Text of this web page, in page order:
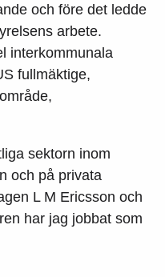
och före det ledde
arbete.
interkommunala
fullmäktige,
sektorn inom
och på privata
L M Ericsson och
har jag jobbat som